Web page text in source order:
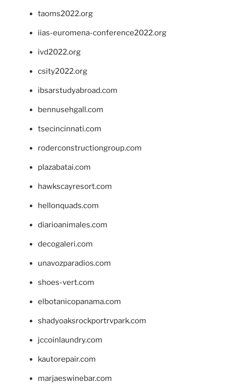
taoms2022.org
iias-euromena-conference2022.org
ivd2022.org
csity2022.org
ibsarstudyabroad.com
bennusehgall.com
tsecincinnati.com
roderconstructiongroup.com
plazabatai.com
hawkscayresort.com
hellonquads.com
diarioanimales.com
decogaleri.com
unavozparadios.com
shoes-vert.com
elbotanicopanama.com
shadyoaksrockportrvpark.com
jccoinlaundry.com
kautorepair.com
marjaeswinebar.com